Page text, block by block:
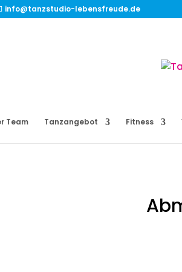
info@tanzstudio-lebensfreude.de
Team Tanzangebot Fitness